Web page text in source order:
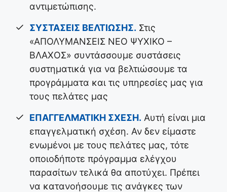
αντιμετώπισης.
ΣΥΣΤΑΣΕΙΣ ΒΕΛΤΙΩΣΗΣ. Στις
«ΑΠΟΛΥΜΑΝΣΕΙΣ ΝΕΟ ΨΥΧΙΚΟ –
ΒΛΑΧΟΣ» συντάσσουμε συστάσεις
συστηματικά για να βελτιώσουμε τα
προγράμματα και τις υπηρεσίες μας για
τους πελάτες μας
ΕΠΑΓΓΕΛΜΑΤΙΚΗ ΣΧΕΣΗ. Αυτή είναι μια
επαγγελματική σχέση. Αν δεν είμαστε
ενωμένοι με τους πελάτες μας, τότε
οποιοδήποτε πρόγραμμα ελέγχου
παρασίτων τελικά θα αποτύχει. Πρέπει
να κατανοήσουμε τις ανάγκες των